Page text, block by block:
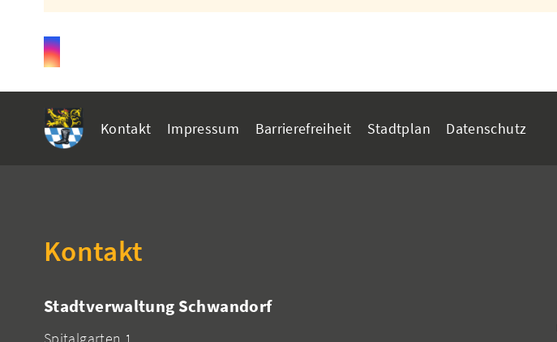
Kontakt Impressum Barrierefreiheit Stadtplan Datenschutz
Kontakt
Stadtverwaltung Schwandorf
Spitalgarten 1